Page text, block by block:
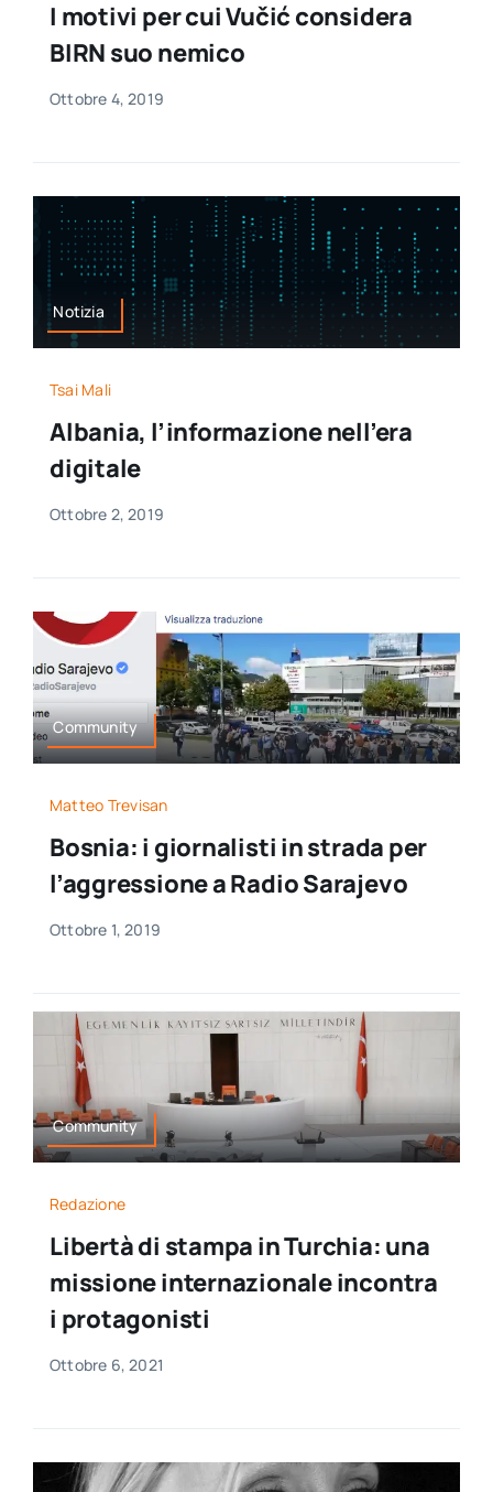
per:I motivi per cui Vučić considera
BIRN suo nemico
Ottobre 4, 2019
Notizia
Tsai Mali
Albania, l’informazione nell’era
digitale
Ottobre 2, 2019
Community
Matteo Trevisan
Bosnia: i giornalisti in strada per
l’aggressione a Radio Sarajevo
Ottobre 1, 2019
Community
Redazione
Libertà di stampa in Turchia: una
missione internazionale incontra
i protagonisti
Ottobre 6, 2021